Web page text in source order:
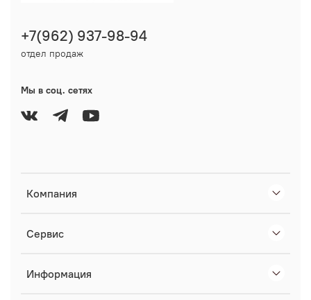
Компания
Сервис
Информация
+7(962) 937-98-94
отдел продаж
Мы в соц. сетях